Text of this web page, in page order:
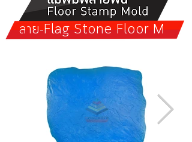
ลาย-Flag Stone Floor M